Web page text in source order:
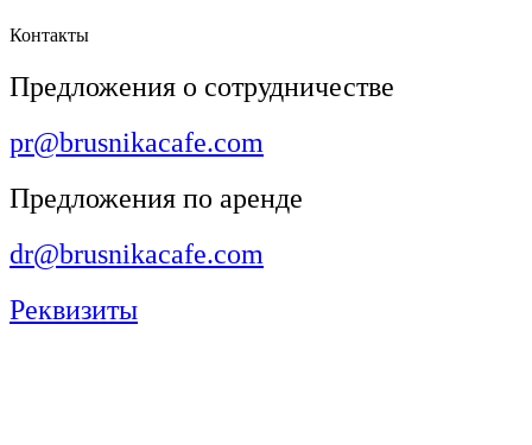
Контакты
Предложения о сотрудничестве
pr@brusnikacafe.com
Предложения по аренде
dr@brusnikacafe.com
Реквизиты